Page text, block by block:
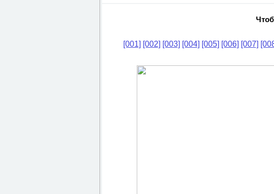
[001] [002] [003] [004] [005] [006] [007]